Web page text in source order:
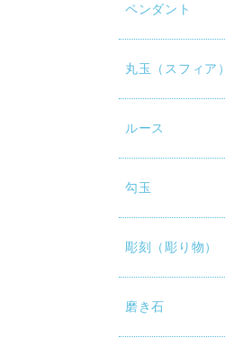
ペンダント
丸玉（スフィア）
ルース
勾玉
彫刻（彫り物）
磨き石